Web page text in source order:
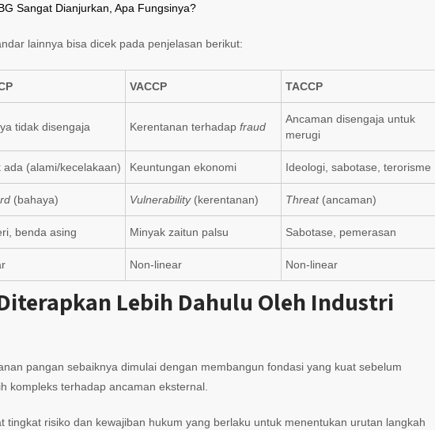
Sangat Dianjurkan, Apa Fungsinya?
lainnya bisa dicek pada penjelasan berikut:
VACCP TACCP
tidak disengaja Kerentanan terhadap fraud
Ancaman disengaja untuk
merugi
ada (alami/kecelakaan) Keuntungan ekonomi Ideologi, sabotase, terorisme
(bahaya) Vulnerability(kerentanan) Threat(ancaman)
benda asing Minyak zaitun palsu Sabotase, pemerasan
Non-linear Non-linear
Lebih Dahulu Oleh Industri
pangan sebaiknya dimulai dengan membangun fondasi yang kuat sebelum
kompleks terhadap ancaman eksternal.
tingkat risiko dan kewajiban hukum yang berlaku untuk menentukan urutan langkah